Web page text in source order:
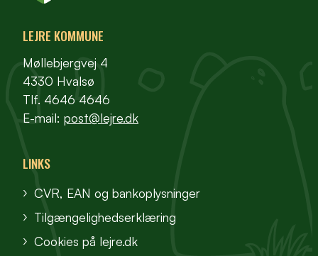
LEJRE KOMMUNE
Møllebjergvej 4
4330 Hvalsø
Tlf. 4646 4646
E-mail: post@lejre.dk
LINKS
CVR, EAN og bankoplysninger
Tilgængelighedserklæring
Cookies på lejre.dk